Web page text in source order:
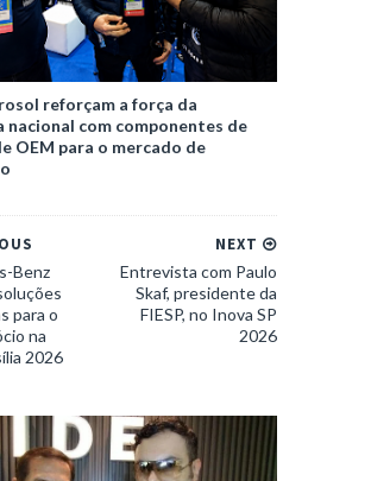
reforçam a força da
nacional com componentes de
OEM para o mercado de
NEXT
Entrevista com Paulo
Skaf, presidente da
FIESP, no Inova SP
2026
Benz
para o
na
2026